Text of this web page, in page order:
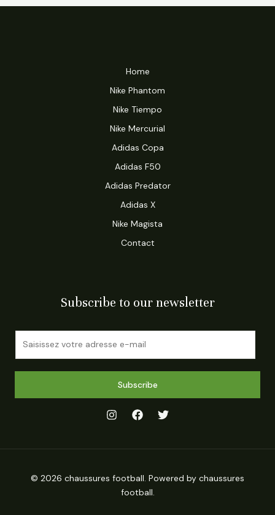
Home
Nike Phantom
Nike Tiempo
Nike Mercurial
Adidas Copa
Adidas F50
Adidas Predator
Adidas X
Nike Magista
Contact
Subscribe to our newsletter
Subscribe
© 2026 chaussures football. Powered by chaussures
football.